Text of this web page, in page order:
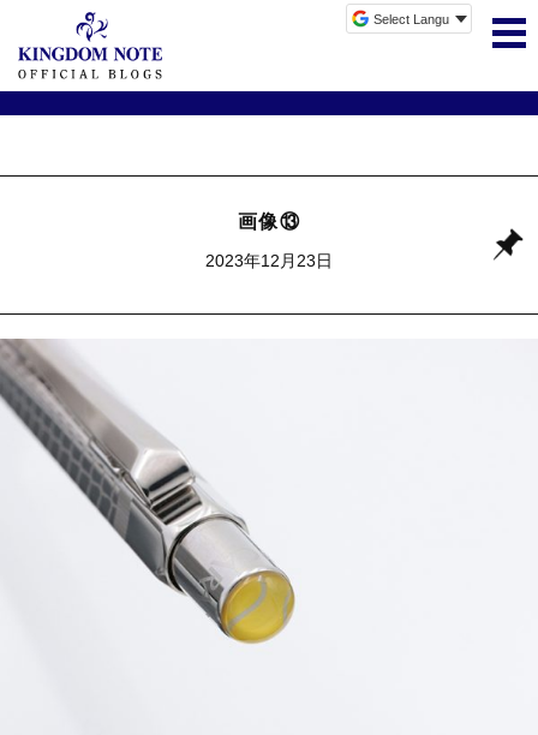
画像⑬
2023年12月23日